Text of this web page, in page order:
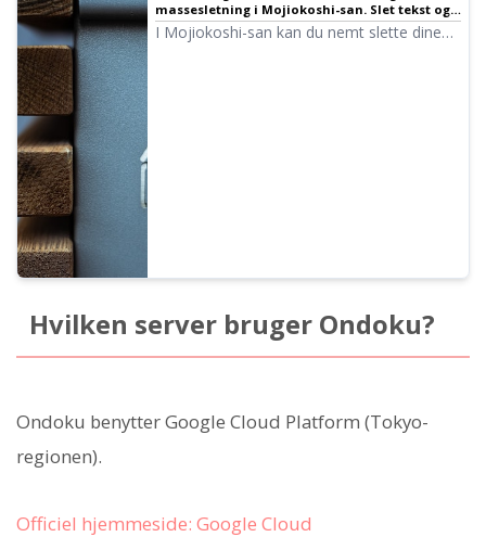
massesletning i Mojiokoshi-san. Slet tekst og
data fra historik og server | AI-
transskriberingstjeneste - Mojiokoshi-san
I Mojiokoshi-san kan du nemt slette dine
Hvilken server bruger Ondoku?
Ondoku benytter Google Cloud Platform (Tokyo-
regionen).
Officiel hjemmeside: Google Cloud